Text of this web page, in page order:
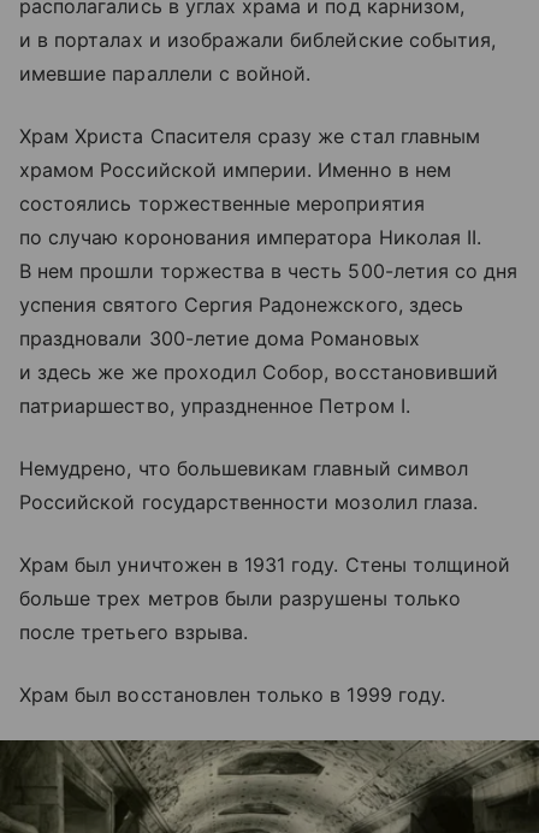
располагались в углах храма и под карнизом,
и в порталах и изображали библейские события,
имевшие параллели с войной.
Храм Христа Спасителя сразу же стал главным
храмом Российской империи. Именно в нем
состоялись торжественные мероприятия
по случаю коронования императора Николая II.
В нем прошли торжества в честь 500-летия со дня
успения святого Сергия Радонежского, здесь
праздновали 300-летие дома Романовых
и здесь же же проходил Собор, восстановивший
патриаршество, упраздненное Петром I.
Немудрено, что большевикам главный символ
Российской государственности мозолил глаза.
Храм был уничтожен в 1931 году. Стены толщиной
больше трех метров были разрушены только
после третьего взрыва.
Храм был восстановлен только в 1999 году.